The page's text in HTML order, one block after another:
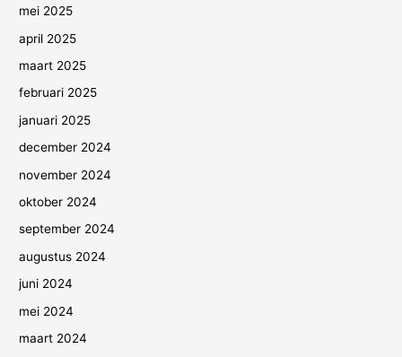
mei 2025
april 2025
maart 2025
februari 2025
januari 2025
december 2024
november 2024
oktober 2024
september 2024
augustus 2024
juni 2024
mei 2024
maart 2024